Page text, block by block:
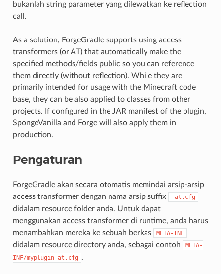
bukanlah string parameter yang dilewatkan ke reflection
call.
As a solution, ForgeGradle supports using access
transformers (or AT) that automatically make the
specified methods/fields public so you can reference
them directly (without reflection). While they are
primarily intended for usage with the Minecraft code
base, they can be also applied to classes from other
projects. If configured in the JAR manifest of the plugin,
SpongeVanilla and Forge will also apply them in
production.
Pengaturan
ForgeGradle akan secara otomatis memindai arsip-arsip
access transformer dengan nama arsip suffix
_at.cfg
didalam resource folder anda. Untuk dapat
menggunakan access transformer di runtime, anda harus
menambahkan mereka ke sebuah berkas
META-INF
didalam resource directory anda, sebagai contoh
META-
INF/myplugin_at.cfg .